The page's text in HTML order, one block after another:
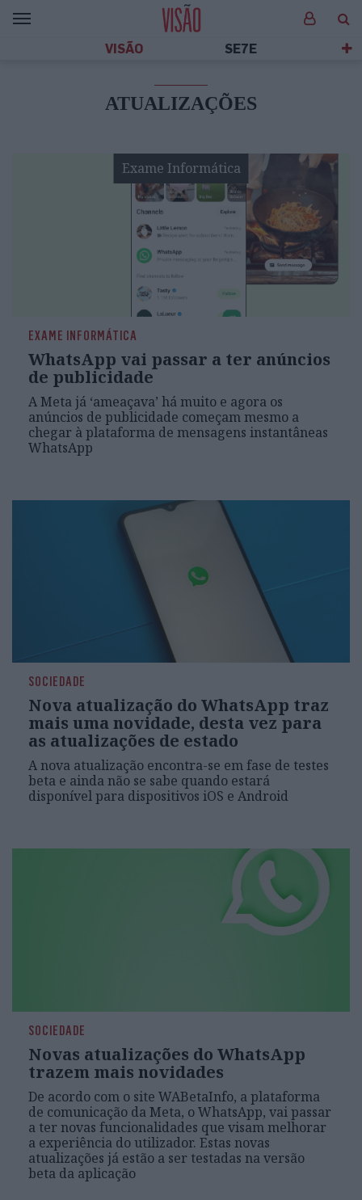
VISÃO SE7E
ATUALIZAÇÕES
Exame Informática
EXAME INFORMÁTICA
WhatsApp vai passar a ter anúncios
de publicidade
A Meta já ‘ameaçava’ há muito e agora os
anúncios de publicidade começam mesmo a
chegar à plataforma de mensagens instantâneas
WhatsApp
SOCIEDADE
Nova atualização do WhatsApp traz
mais uma novidade, desta vez para
as atualizações de estado
A nova atualização encontra-se em fase de testes
beta e ainda não se sabe quando estará
disponível para dispositivos iOS e Android
SOCIEDADE
Novas atualizações do WhatsApp
trazem mais novidades
De acordo com o site WABetaInfo, a plataforma
de comunicação da Meta, o WhatsApp, vai passar
a ter novas funcionalidades que visam melhorar
a experiência do utilizador. Estas novas
atualizações já estão a ser testadas na versão
beta da aplicação